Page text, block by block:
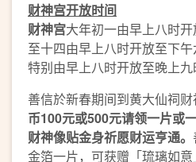
财神宫开放时间
财神宫大年初一由早上八时
至十四由早上八时开放至下
特别由早上八时开放至晚上九
善信於新春期间到黄大仙祠财
币100元或500元请领一片或
财神像贴金身祈愿财运亨通。
金箔一片，可获赠「琉璃如